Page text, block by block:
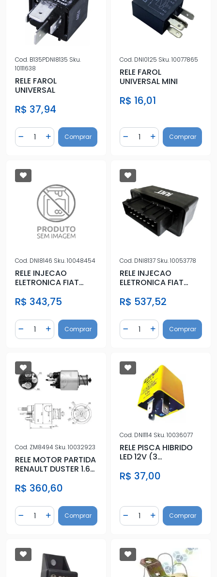
Cod. B135PDNI8135 Sku.
10111638
RELE FAROL
UNIVERSAL
R$ 37,94
Diminuir Quantidade
Quantidade
Adicionar Quantidade
Comprar
Cod. DNI0125 Sku.10077865
RELE FAROL
UNIVERSAL MINI
R$ 16,01
Diminuir Quantidade
Quantidade
AdicionarComprar
Cod. DNI8146 Sku.10048454
RELE INJECAO
ELETRONICA FIAT
R$ 343,75
Diminuir Quantidade
Quantidade
Adicionar Quantidade
Comprar
Cod. DNI8137 Sku.10053778
RELE INJECAO
ELETRONICA FIAT
R$ 537,52
Diminuir Quantidade
Quantidade
AdicionarComprar
Cod. ZM8494 Sku.10032923
RELE MOTOR PARTIDA
RENAULT DUSTER 1.6
R$ 360,60
Diminuir Quantidade
Quantidade
Adicionar Quantidade
Comprar
Cod. DNI1114 Sku.10036077
RELE PISCA HIBRIDO
LED 12V (3
R$ 37,00
Diminuir Quantidade
Quantidade
AdicionarComprar